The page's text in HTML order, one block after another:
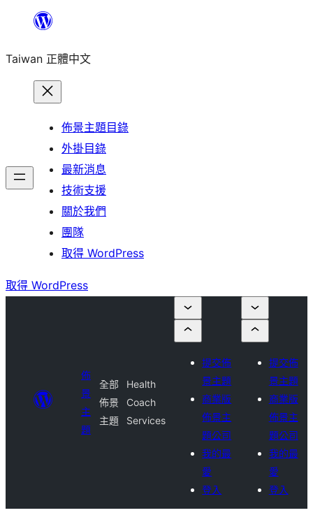
主
Taiwan 正體中文
佈景主題目錄
外掛目錄
最新消息
技術支援
關於我們
團隊
取得 WordPress
取得 WordPress
佈
景
主
題
全部
佈景
主題
Health
Coach
Services
提交佈
景主題
商業版
佈景主
題公司
我的最
愛
登入
提交佈
景主題
商業版
佈景主
題公司
我的最
愛
登入